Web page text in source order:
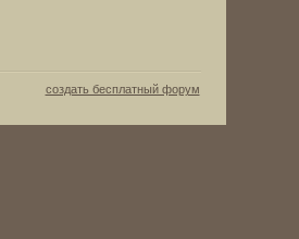
создать бесплатный форум